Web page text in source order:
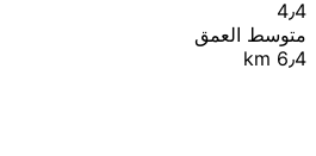
4٫4
متوسط العمق
6٫4 km
Leaflet
© OpenStreetMap contributors